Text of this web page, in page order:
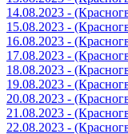
14.08.2023 -
15.08.2023 -
16.08.2023 -
17.08.2023 -
18.08.2023 -
19.08.2023 -
20.08.2023 -
21.08.2023 -
22.08.2023 -